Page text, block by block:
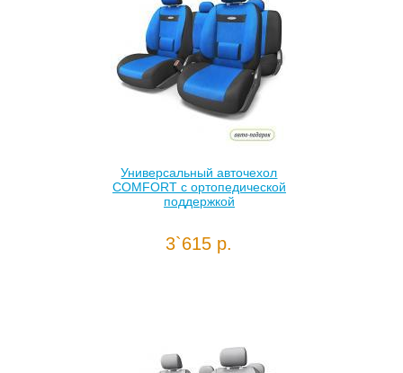
Универсальный авточехол
COMFORT с ортопедической
поддержкой
3`615 р.